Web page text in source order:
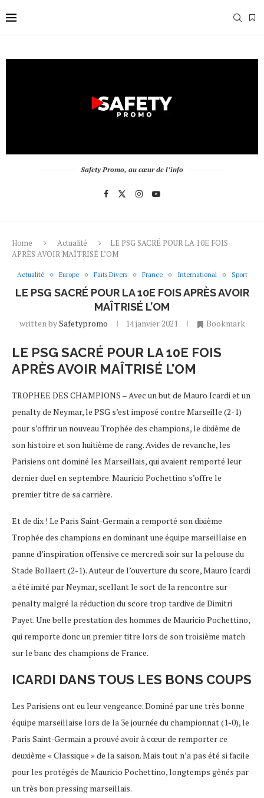
Safety Promo, au cœur de l’info
Home Actualité
LE PSG SACRÉ POUR LA 10E FOIS
APRÈS AVOIR MAÎTRISÉ L’OM
Actualité Europe Faits Divers France International Sport
LE PSG SACRÉ POUR LA 10E FOIS APRÈS AVOIR
MAÎTRISÉ L’OM
written bySafetypromo 14 janvier 2021 Bookmark
LE PSG SACRÉ POUR LA 10E FOIS
APRÈS AVOIR MAÎTRISÉ L’OM
TROPHEE DES CHAMPIONS – Avec un but de Mauro Icardi et un
penalty de Neymar, le PSG s’est imposé contre Marseille (2-1)
pour s’offrir un nouveau Trophée des champions, le dixième de
son histoire et son huitième de rang. Avides de revanche, les
Parisiens ont dominé les Marseillais, qui avaient remporté leur
dernier duel en septembre. Mauricio Pochettino s’offre le
premier titre de sa carrière.
Et de dix ! Le Paris Saint-Germain a remporté son dixième
Trophée des champions en dominant une équipe marseillaise en
panne d’inspiration offensive ce mercredi soir sur la pelouse du
Stade Bollaert (2-1). Auteur de l’ouverture du score, Mauro Icardi
a été imité par Neymar, scellant le sort de la rencontre sur
penalty malgré la réduction du score trop tardive de Dimitri
Payet. Une belle prestation des hommes de Mauricio Pochettino,
qui remporte donc un premier titre lors de son troisième match
sur le banc des champions de France.
ICARDI DANS TOUS LES BONS COUPS
Les Parisiens ont eu leur vengeance. Dominé par une très bonne
équipe marseillaise lors de la 3e journée du championnat (1-0), le
Paris Saint-Germain a prouvé avoir à cœur de remporter ce
deuxième « Classique » de la saison. Mais tout n’a pas été si facile
pour les protégés de Mauricio Pochettino, longtemps gênés par
un très bon pressing marseillais.